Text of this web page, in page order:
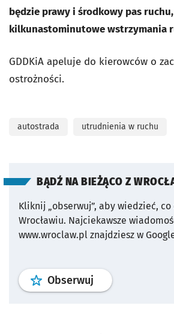
będzie prawy i środkowy pas
kilkunastominutowe wstrzymania
GDDKiA apeluje do kierowców o
ostrożności.
autostrada utrudnienia w ruchu
BĄDŹ NA BIEŻĄCO Z
Kliknij „obserwuj”, aby wiedzieć,
Wrocławiu. Najciekawsze
www.wroclaw.pl znajdziesz w
Obserwuj profil